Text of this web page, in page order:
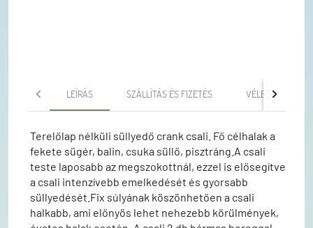
LEÍRÁS SZÁLLÍTÁS ÉS FIZETÉS VÉLEMÉNYEK
Terelőlap nélküli süllyedő crank csali. Fő célhalak a
fekete sügér, balin, csuka süllő, pisztráng.A csali
teste laposabb az megszokottnál, ezzel is elősegítve
a csali intenzívebb emelkedését és gyorsabb
süllyedését.Fix súlyának köszönhetően a csali
halkabb, ami előnyös lehet nehezebb körülmények,